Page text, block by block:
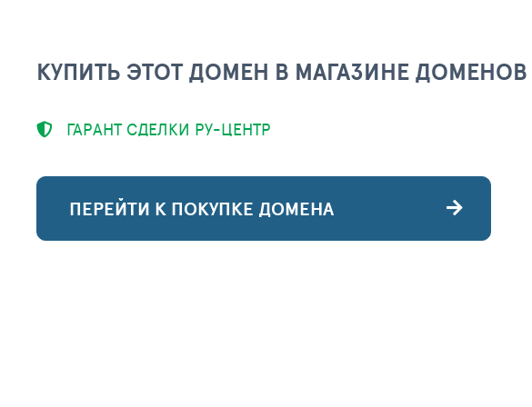
КУПИТЬ ЭТОТ ДОМЕН В МАГАЗИНЕ ДОМЕНОВ
ГАРАНТ СДЕЛКИ РУ-ЦЕНТР
ПЕРЕЙТИ К ПОКУПКЕ ДОМЕНА